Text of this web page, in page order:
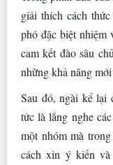
giải thích cách
phó đặc biệt nhiệm
cam kết đào sâu
những khả năng
Sau đó, ngài kể lại
tức là lắng nghe
một nhóm mà
cách xin ý kiến ​​và